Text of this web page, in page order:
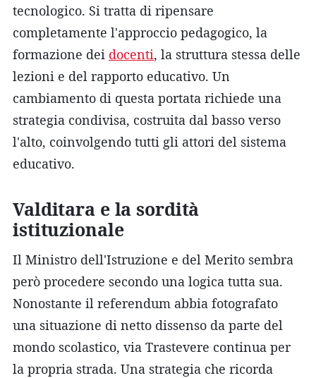
tecnologico. Si tratta di ripensare
completamente l'approccio pedagogico, la
formazione dei docenti, la struttura stessa delle
lezioni e del rapporto educativo. Un
cambiamento di questa portata richiede una
strategia condivisa, costruita dal basso verso
l'alto, coinvolgendo tutti gli attori del sistema
educativo.
Valditara e la sordità
istituzionale
Il Ministro dell'Istruzione e del Merito sembra
però procedere secondo una logica tutta sua.
Nonostante il referendum abbia fotografato
una situazione di netto dissenso da parte del
mondo scolastico, via Trastevere continua per
la propria strada. Una strategia che ricorda